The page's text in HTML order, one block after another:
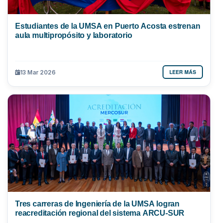
Estudiantes de la UMSA en Puerto Acosta estrenan
aula multipropósito y laboratorio
13 Mar 2026 LEER MÁS
Tres carreras de Ingeniería de la UMSA logran
reacreditación regional del sistema ARCU-SUR